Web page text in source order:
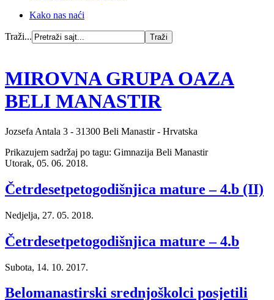
Kako nas naći
Traži...
MIROVNA GRUPA OAZA
BELI MANASTIR
Jozsefa Antala 3 - 31300 Beli Manastir - Hrvatska
Prikazujem sadržaj po tagu: Gimnazija Beli Manastir
Utorak, 05. 06. 2018.
Četrdesetpetogodišnjica mature – 4.b (II)
Nedjelja, 27. 05. 2018.
Četrdesetpetogodišnjica mature – 4.b
Subota, 14. 10. 2017.
Belomanastirski srednjoškolci posjetili